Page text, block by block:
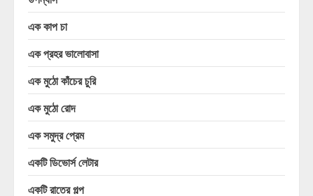
এক কাপ চা
এক প্রহর ভালোবাসা
এক মুঠো কাঁচের চুরি
এক মুঠো রোদ
এক সমুদ্র প্রেম
একটি ডিভোর্স লেটার
একটি রাতের গল্প